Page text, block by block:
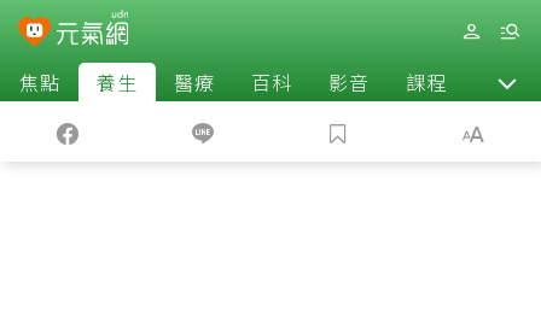
焦點 養生 醫療 百科 影音 課程 退休